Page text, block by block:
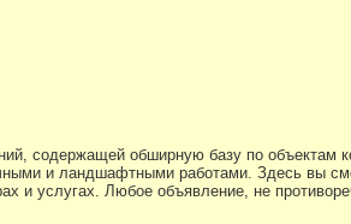
содержащей обширную базу по объектам
и ландшафтными работами. Здесь вы
и услугах. Любое объявление, не